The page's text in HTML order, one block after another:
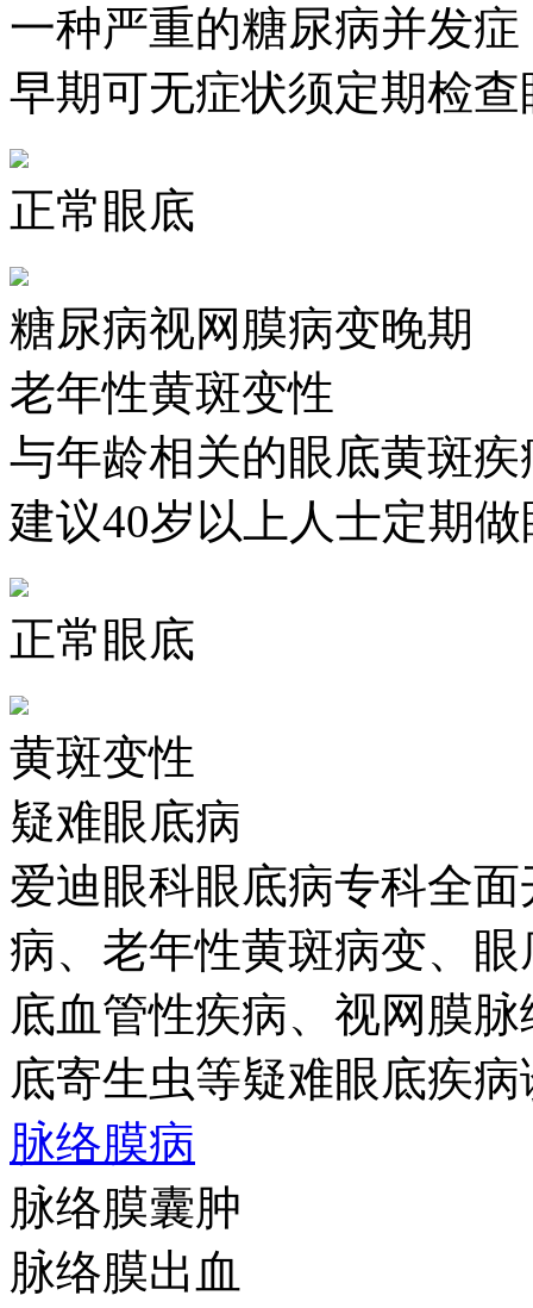
一种严重的糖尿病并发症
早期可无症状须定期检查
正常眼底
糖尿病视网膜病变晚期
老年性黄斑变性
与年龄相关的眼底黄斑疾
建议40岁以上人士定期
正常眼底
黄斑变性
疑难眼底病
爱迪眼科眼底病专科全
病、老年性黄斑病变、
底血管性疾病、视网膜
底寄生虫等疑难眼底疾
脉络膜病
脉络膜囊肿
脉络膜出血